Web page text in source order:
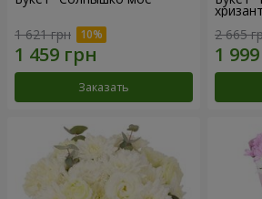
1 621 грн
Заказать
2 665